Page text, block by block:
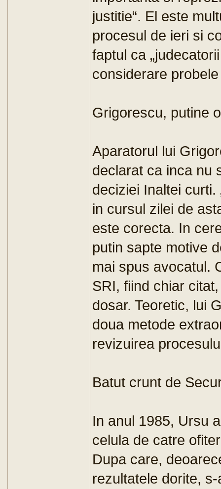
justitie“. El este
procesul de ieri si
faptul ca
considerare
Grigorescu, putine
Aparatorul lui
declarat ca inca nu
deciziei Inaltei curti.
in cursul zilei de
este corecta. In
putin sapte motive
mai spus avocatul.
SRI, fiind chiar
dosar. Teoretic, lui
doua metode
revizuirea
Batut crunt de
In anul 1985, Ursu
celula de catre
Dupa care,
rezultatele dorite,